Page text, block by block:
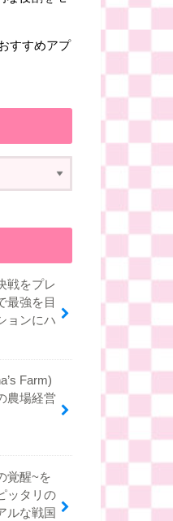
すすめアプ
戦をプレ
最強を目
ョンにハ
Farm)
農場経営
覚醒~を
ッタリの
ルな戦国